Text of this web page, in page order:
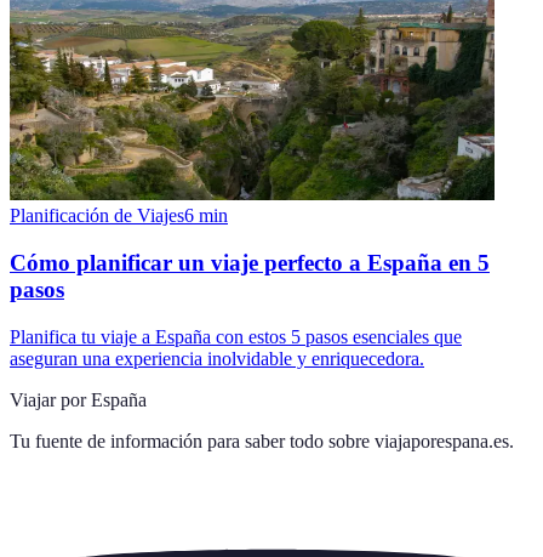
Planificación de Viajes6 min
Cómo planificar un viaje perfecto a España en 5
pasos
Planifica tu viaje a España con estos 5 pasos esenciales que
aseguran una experiencia inolvidable y enriquecedora.
Viajar por España
Tu fuente de información para saber todo sobre viajaporespana.es.